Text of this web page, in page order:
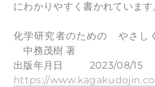
にわかりやすく書かれています
化学研究者のための やさし
中務茂樹 著
出版年月日 2023/08/15
https://